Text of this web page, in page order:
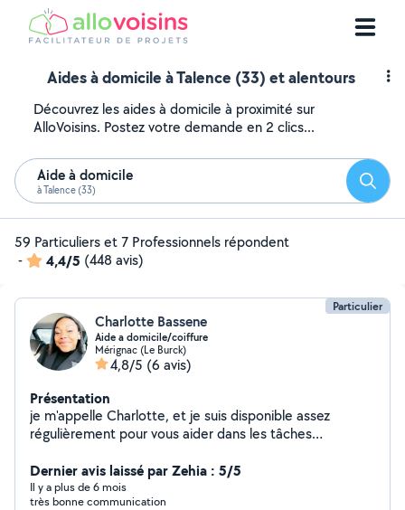
Aides à domicile à Talence (33) et alentours
Découvrez les aides à domicile à proximité sur
AlloVoisins. Postez votre demande en 2 clics...
Aide à domicile
à Talence (33)
59 Particuliers et 7 Professionnels répondent
-
4,4/5 (448 avis)
Particulier
Charlotte Bassene
Aide a domicile/coiffure
Mérignac (Le Burck)
4,8/5 (6 avis)
Présentation
je m'appelle Charlotte, et je suis disponible assez
régulièrement pour vous aider dans les tâches
l'expérience dans les deux domaines.
Dernier avis laissé par Zehia : 5/5
Il y a plus de 6 mois
très bonne communication